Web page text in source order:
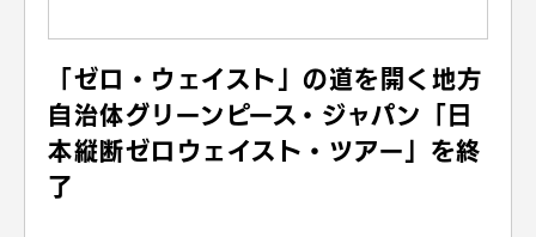
「ゼロ・ウェイスト」の道を開く地方
自治体グリーンピース・ジャパン「日
本縦断ゼロウェイスト・ツアー」を終
了